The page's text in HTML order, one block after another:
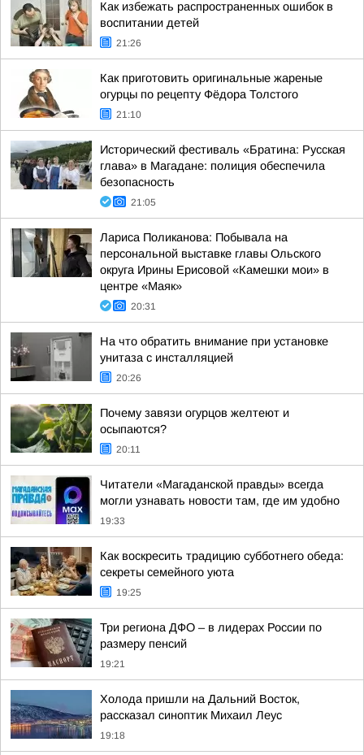
Как избежать распространенных ошибок в
воспитании детей
21:26
Как приготовить оригинальные жареные
огурцы по рецепту Фёдора Толстого
21:10
Исторический фестиваль «Братина: Русская
глава» в Магадане: полиция обеспечила
безопасность
21:05
Лариса Поликанова: Побывала на
персональной выставке главы Ольского
округа Ирины Ерисовой «Камешки мои» в
центре «Маяк»
20:31
На что обратить внимание при установке
унитаза с инсталляцией
20:26
Почему завязи огурцов желтеют и
осыпаются?
20:11
Читатели «Магаданской правды» всегда
могли узнавать новости там, где им удобно
19:33
Как воскресить традицию субботнего обеда:
секреты семейного уюта
19:25
Три региона ДФО – в лидерах России по
размеру пенсий
19:21
Холода пришли на Дальний Восток,
рассказал синоптик Михаил Леус
19:18